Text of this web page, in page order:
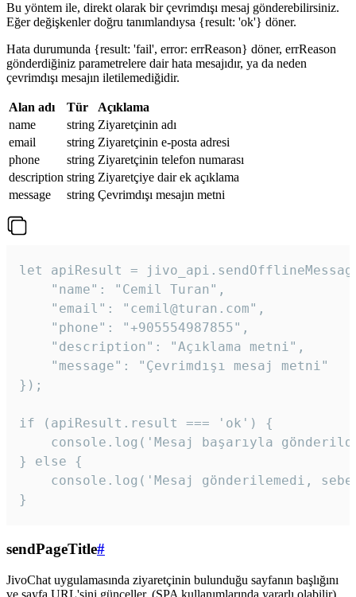
Bu yöntem ile, direkt olarak bir çevrimdışı mesaj gönderebilirsiniz.
Eğer değişkenler doğru tanımlandıysa {result: 'ok'} döner.
Hata durumunda {result: 'fail', error: errReason} döner, errReason
gönderdiğiniz parametrelere dair hata mesajıdır, ya da neden
çevrimdışı mesajın iletilemediğidir.
Alan adı Tür
Açıklama
name
string Ziyaretçinin adı
email
string Ziyaretçinin e-posta adresi
phone
string Ziyaretçinin telefon numarası
description string Ziyaretçiye dair ek açıklama
message
string Çevrimdışı mesajın metni
let apiResult =
    "name": "Cemil Turan",
    "email": "cemil@turan.com",
    "phone": "+905554987855",
    "description": "Açıklama metni",
    "message": "Çevrimdışı mesaj metni"
});
if (apiResult.result === 'ok') {
console.log('Mesaj başarıyla
} else {
console.log('Mesaj gönderilemedi,
}
sendPageTitle#
JivoChat uygulamasında ziyaretçinin bulunduğu sayfanın başlığını
ve sayfa URL'sini günceller. (SPA kullanımlarında yararlı olabilir)